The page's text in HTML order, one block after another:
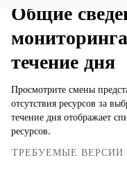
Общие
течение дня
Просмотрите смены
отсутствия ресурсов за
течение дня отображает
ресурсов.
ТРЕБУЕМЫЕ ВЕРСИИ